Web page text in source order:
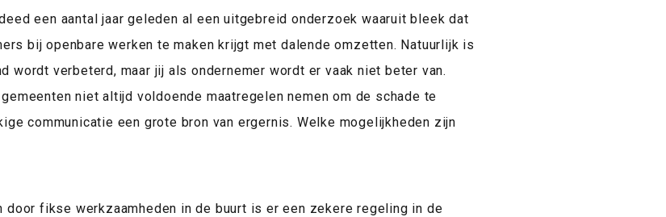
een aantal jaar geleden al een uitgebreid onderzoek waaruit bleek dat
bij openbare werken te maken krijgt met dalende omzetten. Natuurlijk is
wordt verbeterd, maar jij als ondernemer wordt er vaak niet beter van.
niet altijd voldoende maatregelen nemen om de schade te
communicatie een grote bron van ergernis. Welke mogelijkheden zijn
fikse werkzaamheden in de buurt is er een zekere regeling in de